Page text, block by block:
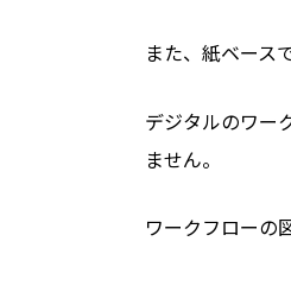
また、紙ベース
デジタルのワー
ません。
ワークフローの